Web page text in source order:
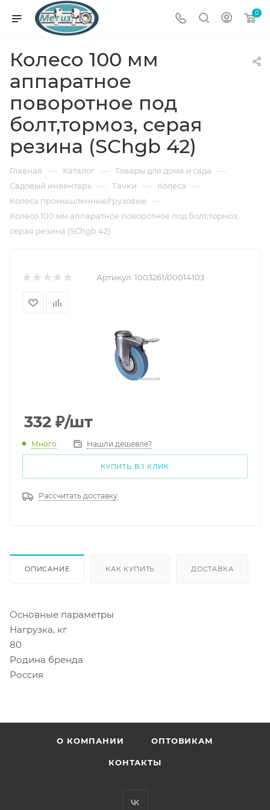
0
Колесо 100 мм
аппаратное
поворотное под
болт,тормоз, серая
резина (SChgb 42)
Главная — Каталог — Товары для дома и сада —
Садовый инвентарь — Тачки — Колеса —
Колеса промышленные/грузовые —
Колесо 100 мм аппаратное поворотное под болт,тормоз,
серая резина (SChgb 42)
Артикул: 1003261/00014103
332 ₽/шт
Много Нашли дешевле?
КУПИТЬ В 1 КЛИК
Рассчитать доставку
ОПИСАНИЕ КАК КУПИТЬ ДОСТАВКА
Основные параметры
Нагрузка, кг
80
Родина бренда
Россия
О КОМПАНИИ ОПТОВИКАМ
КОНТАКТЫ